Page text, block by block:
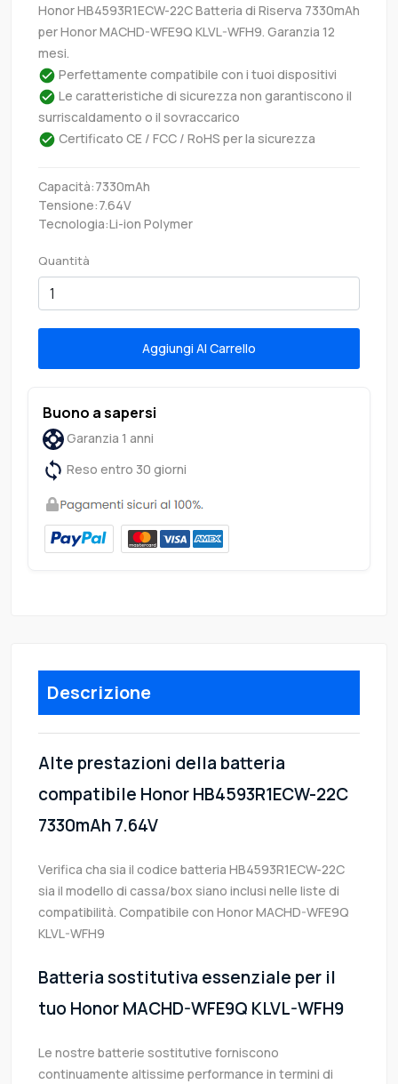
Honor HB4593R1ECW-22C Batteria di Riserva 7330mAh
per Honor MACHD-WFE9Q KLVL-WFH9. Garanzia 12
mesi.
Perfettamente compatibile con i tuoi dispositivi
Le caratteristiche di sicurezza non garantiscono il
surriscaldamento o il sovraccarico
Certificato CE / FCC / RoHS per la sicurezza
Capacità:7330mAh
Tensione:7.64V
Tecnologia:Li-ion Polymer
Quantità
Aggiungi Al Carrello
Buono a sapersi
Garanzia 1 anni
Reso entro 30 giorni
Descrizione
Alte prestazioni della batteria
compatibile Honor HB4593R1ECW-22C
7330mAh 7.64V
Verifica cha sia il codice batteria HB4593R1ECW-22C
sia il modello di cassa/box siano inclusi nelle liste di
compatibilità. Compatibile con Honor MACHD-WFE9Q
KLVL-WFH9
Batteria sostitutiva essenziale per il
tuo Honor MACHD-WFE9Q KLVL-WFH9
Le nostre batterie sostitutive forniscono
continuamente altissime performance in termini di